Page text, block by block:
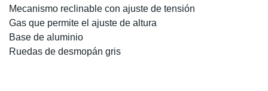
Mecanismo reclinable con ajuste de tensión
Gas que permite el ajuste de altura
Base de aluminio
Ruedas de desmopán gris